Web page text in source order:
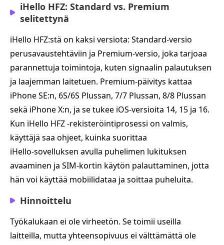
iHello HFZ: Standard vs. Premium
selitettynä
iHello HFZ:stä on kaksi versiota: Standard‑versio
perusavaustehtäviin ja Premium‑versio, joka tarjoaa
parannettuja toimintoja, kuten signaalin palautuksen
ja laajemman laitetuen. Premium‑päivitys kattaa
iPhone SE:n, 6S/6S Plussan, 7/7 Plussan, 8/8 Plussan
sekä iPhone X:n, ja se tukee iOS‑versioita 14, 15 ja 16.
Kun iHello HFZ ‑rekisteröintiprosessi on valmis,
käyttäjä saa ohjeet, kuinka suorittaa
iHello‑sovelluksen avulla puhelimen lukituksen
avaaminen ja SIM‑kortin käytön palauttaminen, jotta
hän voi käyttää mobiilidataa ja soittaa puheluita.
Hinnoittelu
Työkalukaan ei ole virheetön. Se toimii useilla
laitteilla, mutta yhteensopivuus ei välttämättä ole